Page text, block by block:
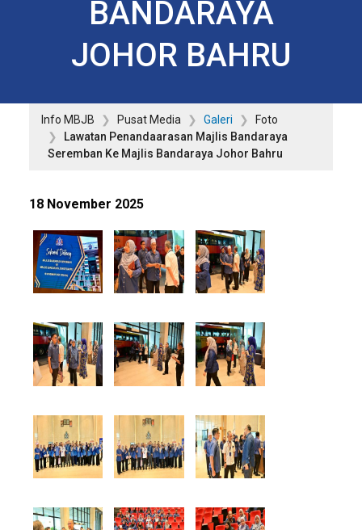
BANDARAYA
JOHOR BAHRU
Info MBJB Pusat Media Galeri
Foto
Lawatan Penandaarasan Majlis Bandaraya
Seremban Ke Majlis Bandaraya Johor Bahru
18 November 2025